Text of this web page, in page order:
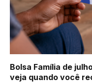
Bolsa Família de
veja quando você